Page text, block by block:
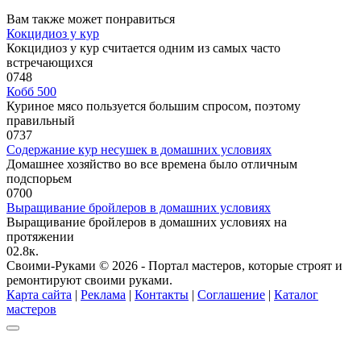
Вам также может понравиться
Кокцидиоз у кур
Кокцидиоз у кур считается одним из самых часто
встречающихся
0748
Кобб 500
Куриное мясо пользуется большим спросом, поэтому
правильный
0737
Содержание кур несушек в домашних условиях
Домашнее хозяйство во все времена было отличным
подспорьем
0700
Выращивание бройлеров в домашних условиях
Выращивание бройлеров в домашних условиях на
протяжении
02.8к.
Своими-Руками © 2026 - Портал мастеров, которые строят и
ремонтируют своими руками.
Карта сайта | Реклама | Контакты | Соглашение | Каталог
мастеров